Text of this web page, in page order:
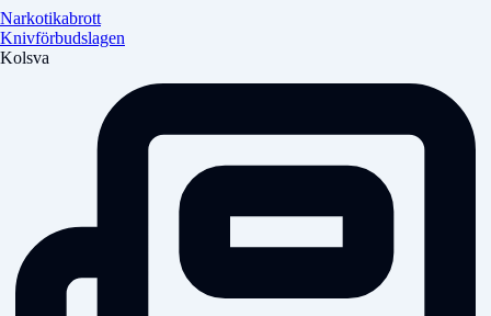
Narkotikabrott
Knivförbudslagen
Kolsva